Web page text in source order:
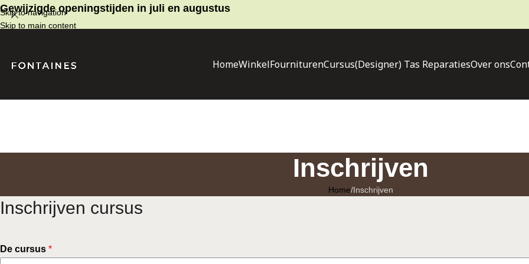
Skip to navigation
Skip to main content
Gewijzigde openingstijden in juli en augustus
HomeWinkelFourniturenCursus(Designer) Tas ReparatiesOver ons
Inschrijven
Home Inschrijven
Inschrijven cursus
De cursus *